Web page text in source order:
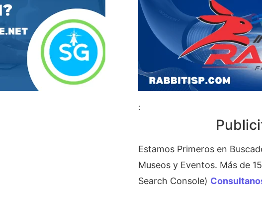
:
Estamos Primeros en
Museos y Eventos. Más de
Search Console)